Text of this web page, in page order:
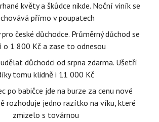
květy a škůdce nikde. Noční viník se
přímo v poupatech
české důchodce. Průměrný důchod se
o 1 800 Kč a zase to odnesou
důchodci od srpna zdarma. Ušetří
tomu klidně i 11 000 Kč
po babičce jde na burze za cenu nové
rozhoduje jedno razítko na víku, které
zmizelo s továrnou